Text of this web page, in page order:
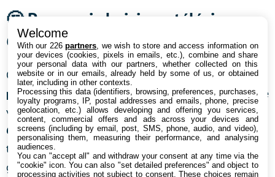
🤔 Pourquoi choisir un téléviseur
65 pouces ?
Ce format offre un équilibre parfaitentre immersion et
praticitéen s’adaptant bien à la plupart des espaces de
vie tout en offrant un vrai spectacle. Les modèles de
65 poucesintègrent souvent les dernières innovations
technologiques, comme la résolution
garantissant une qualité d’image exceptionnelle. En
Welcome
With our 226partners , we wish to store and access information on
your devices (cookies, pixels in emails, etc.), combine and share
your personal data with our partners, whether collected on this
website or in our emails, already held by some of us, or obtained
later, including in other contexts.
Processing this data (identifiers, browsing, preferences, purchases,
loyalty programs, IP, postal addresses and emails, phone, precise
geolocation, etc.) allows developing and offering you services,
content, commercial offers and ads across your devices and
screens (including by email, post, SMS, phone, audio, and video),
personalising them, measuring their performance, and analysing
audiences.
You can "accept all" and withdraw your consent at any time via the
"cookie" icon. You can also "set detailed preferences" and object to
processing activities not subject to consent. These choices remain